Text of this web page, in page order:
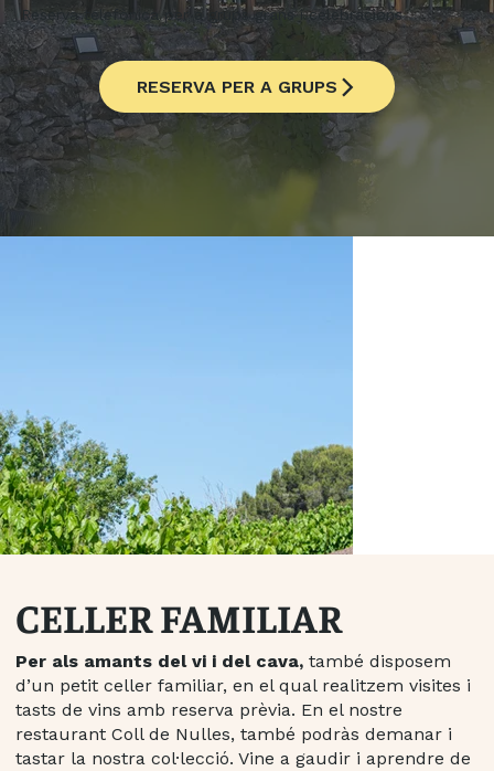
RESERVA PER A GRUPS
Reserva telefònica per a grups grans i celebracions
CELLER FAMILIAR
Per als amants del vi i del cava, també disposem
d’un petit celler familiar, en el qual realitzem visites i
tasts de vins amb reserva prèvia. En el nostre
restaurant Coll de Nulles, també podràs demanar i
tastar la nostra col·lecció. Vine a gaudir i aprendre de